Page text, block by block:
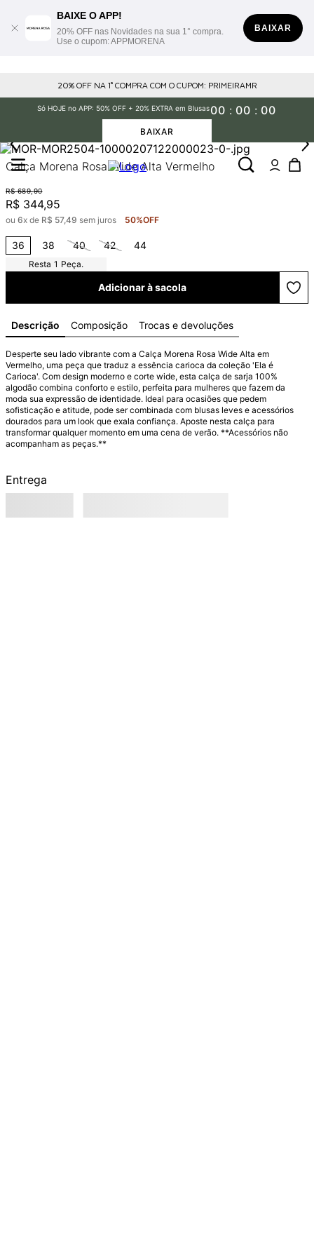
BAIXE O APP!
20% OFF nas Novidades na sua 1° compra.
Use o cupom: APPMORENA
BAIXAR
20% OFF NA 1° COMPRA COM O CUPOM: PRIMEIRAMR
Só HOJE no APP: 50% OFF + 20% EXTRA em Blusas00 : 00 : 00
BAIXAR
Calça Morena Rosa Wide Alta Vermelho
R$ 689,90
R$ 344,95
ou 6x de R$ 57,49 sem juros 50%OFF
36 38 40 42 44
1 Peça.
Adicionar à sacola
Descrição Composição Trocas e devoluções
Desperte seu lado vibrante com a Calça Morena Rosa Wide Alta em
Vermelho, uma peça que traduz a essência carioca da coleção 'Ela é
Carioca'. Com design moderno e corte wide, esta calça de sarja 100%
algodão combina conforto e estilo, perfeita para mulheres que fazem da
moda sua expressão de identidade. Ideal para ocasiões que pedem
sofisticação e atitude, pode ser combinada com blusas leves e acessórios
dourados para um look que exala confiança. Aposte nesta calça para
transformar qualquer momento em uma cena de verão. **Acessórios não
acompanham as peças.**
Entrega